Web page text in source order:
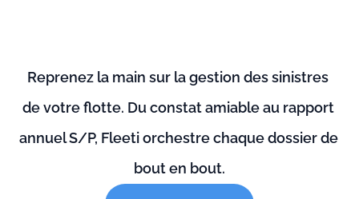
Reprenez la main sur la gestion des sinistres
de votre flotte. Du constat amiable au rapport
annuel S/P, Fleeti orchestre chaque dossier de
bout en bout.